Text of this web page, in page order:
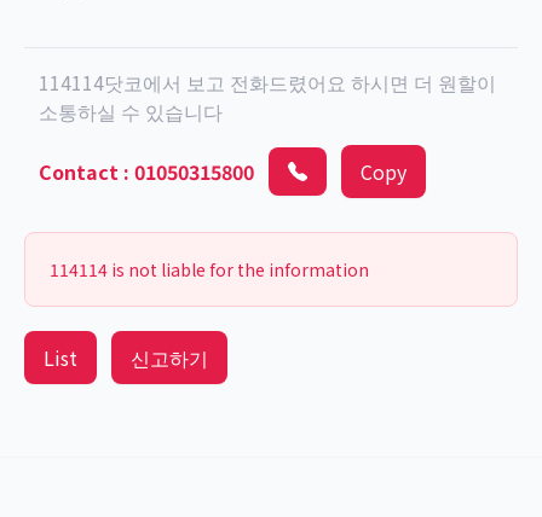
114114닷코에서 보고 전화드렸어요 하시면 더 원할이
소통하실 수 있습니다
Contact : 01050315800 Copy
114114 is not liable for the information
List 신고하기